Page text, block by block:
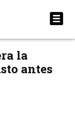
la
antes